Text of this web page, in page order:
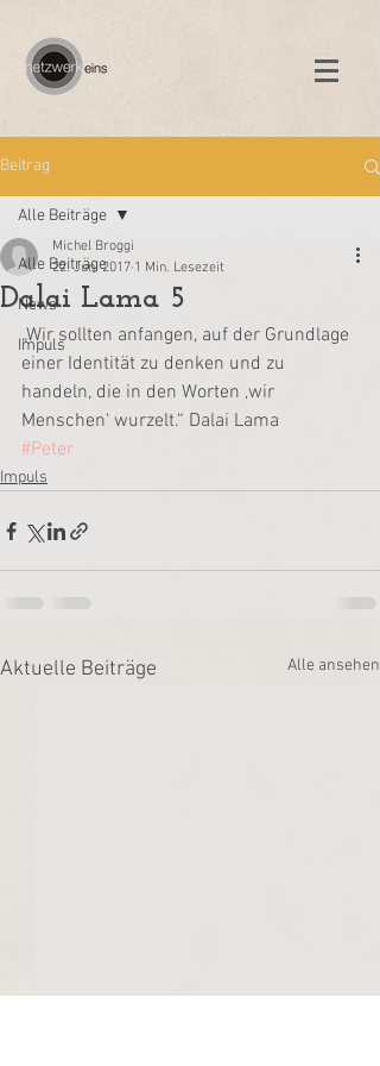
Beitrag
Alle Beiträge
News
Impuls
Alle Beiträge
Dalai Lama 5
Michel Broggi
22. Juni 2017 1 Min. Lesezeit
„Wir sollten anfangen, auf der Grundlage
einer Identität zu denken und zu
handeln, die in den Worten ‚wir
Menschen‘ wurzelt.“ Dalai Lama
#Peter
Impuls
Aktuelle Beiträge Alle ansehen